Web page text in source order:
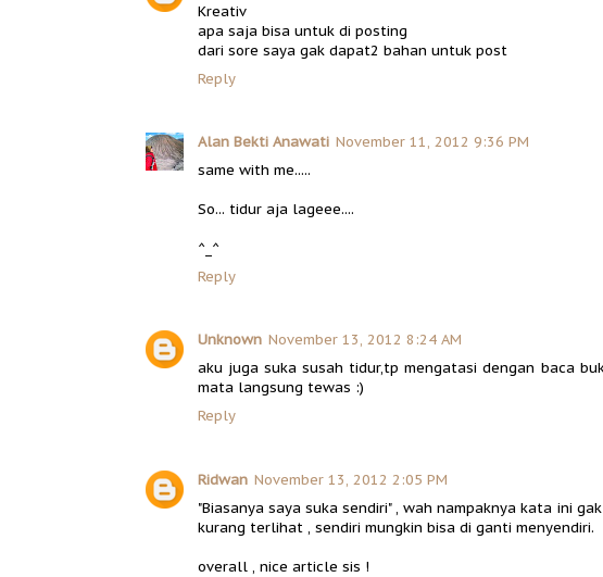
Kreativ
apa saja bisa untuk di posting
dari sore saya gak dapat2 bahan untuk post
Reply
Alan Bekti Anawati November 11, 2012 9:36 PM
same with me.....
So... tidur aja lageee....
^_^
Reply
Unknown November 13, 2012 8:24 AM
aku juga suka susah tidur,tp mengatasi dengan baca
mata langsung tewas :)
Reply
Ridwan November 13, 2012 2:05 PM
"Biasanya saya suka sendiri" , wah nampaknya kata ini
kurang terlihat , sendiri mungkin bisa di ganti menyendiri.
overall , nice article sis !